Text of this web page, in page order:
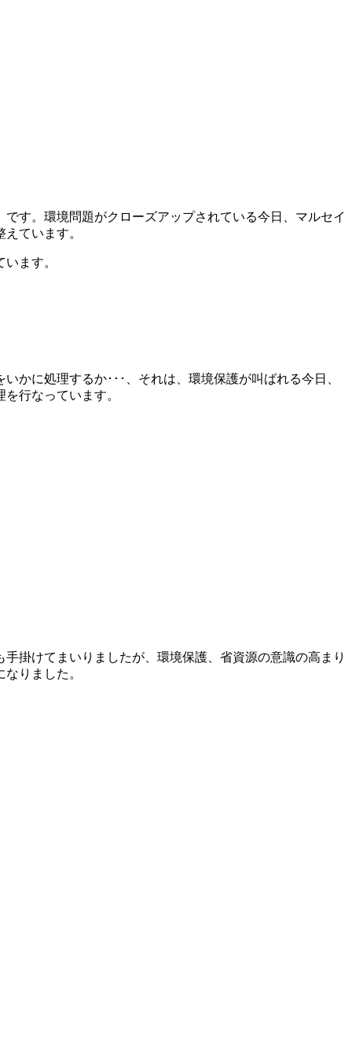
す。環境問題がクローズアップされている今日、マルセイ
ています。
ます。
かに処理するか･･･、それは、環境保護が叫ばれる今日、
行なっています。
掛けてまいりましたが、環境保護、省資源の意識の高まり
りました。